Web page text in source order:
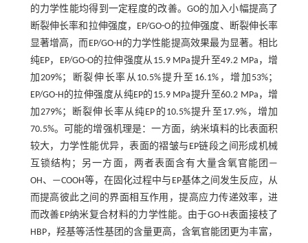
的力学性能均得到一定程度的改善。GO的加入小幅提高了
断裂伸长率和拉伸强度，EP/GO-O的拉伸强度、断裂伸长率
显著增高，而EP/GO-H的力学性能提高效果最为显著。相比
纯EP，EP/GO-O的拉伸强度从15.9 MPa提升至49.2 MPa，增
加209%；断裂伸长率从10.5%提升至16.1%，增加53%；
EP/GO-H的拉伸强度从纯EP的15.9 MPa提升至60.2 MPa，增
加279%；断裂伸长率从纯EP的10.5%提升至17.9%，增加
70.5%。可能的增强机理是：一方面，纳米填料的比表面积
较大，力学性能优异，表面的褶皱与EP链段之间形成机械
互锁结构；另一方面，两者表面含有大量含氧官能团—
OH、—COOH等，在固化过程中与EP基体之间发生反应，从
而提高彼此之间的界面相互作用，提高应力传递效率，进
而改善EP纳米复合材料的力学性能。由于GO-H表面接枝了
HBP，羟基等活性基团的含量更高，含氧官能团更为丰富，